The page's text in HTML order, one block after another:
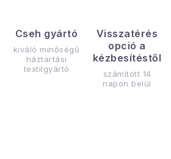
Cseh gyártó
kiváló minőségű
háztartási
textilgyártó
Visszatérés
opció a
kézbesítéstől
számított 14
napon belül